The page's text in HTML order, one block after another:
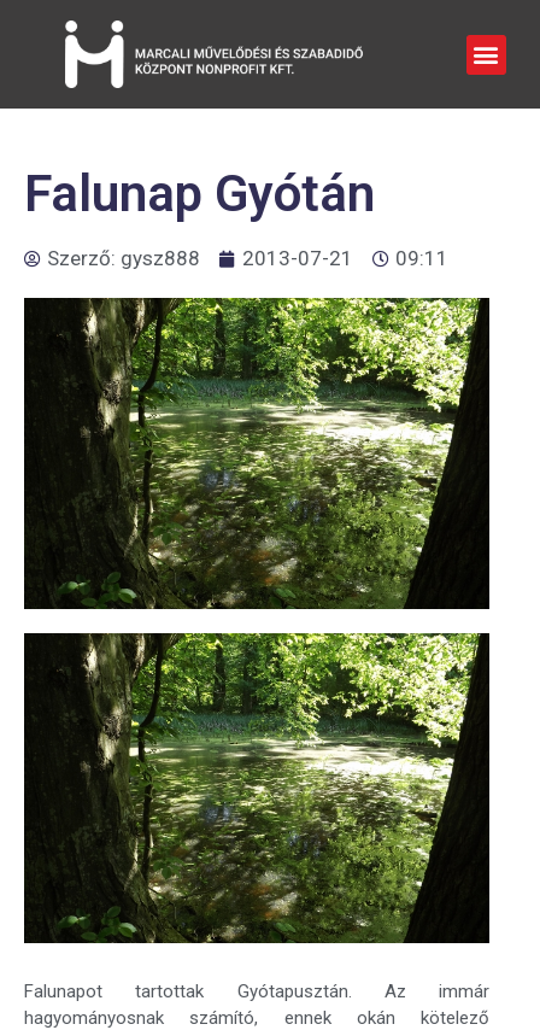
Falunap Gyótán
Szerző: gysz888 2013-07-21 09:11
Falunapot tartottak Gyótapusztán. Az immár
hagyományosnak számító, ennek okán kötelező